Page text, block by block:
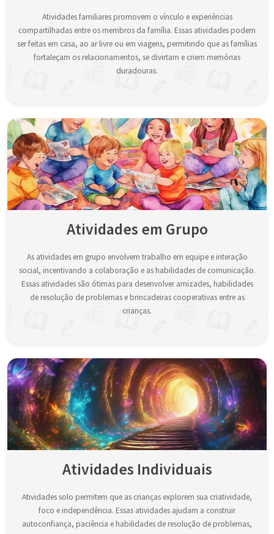
Atividades familiares promovem o vínculo e experiências
compartilhadas entre os membros da família. Essas atividades podem
ser feitas em casa, ao ar livre ou em viagens, permitindo que as famílias
fortaleçam os relacionamentos, se divirtam e criem memórias
duradouras.
Atividades em Grupo
As atividades em grupo envolvem trabalho em equipe e interação
social, incentivando a colaboração e as habilidades de comunicação.
Essas atividades são ótimas para desenvolver amizades, habilidades
de resolução de problemas e brincadeiras cooperativas entre as
crianças.
Atividades Individuais
Atividades solo permitem que as crianças explorem sua criatividade,
foco e independência. Essas atividades ajudam a construir
autoconfiança, paciência e habilidades de resolução de problemas,